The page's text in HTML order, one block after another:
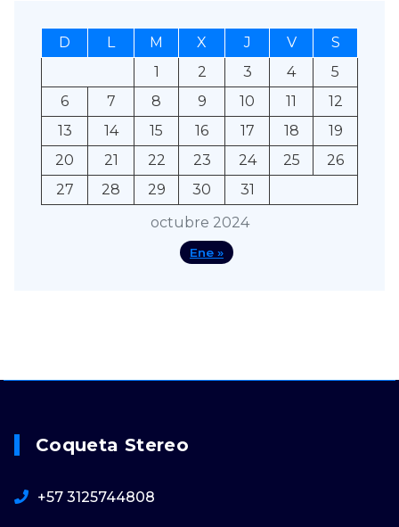
octubre 2024
D L M X J V
S
1
2 3 4
5
6
7 8 9 10 11
12
13
14 15 16 17 18
19
20
21 22 23 24 25
26
27
28 29 30 31
Ene »
Coqueta Stereo
+57 3125744808